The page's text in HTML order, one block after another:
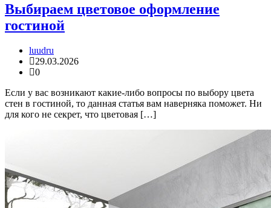
Выбираем цветовое оформление
гостиной
luudru
29.03.2026
0
Если у вас возникают какие-либо вопросы по выбору цвета
стен в гостиной, то данная статья вам наверняка поможет. Ни
для кого не секрет, что цветовая […]